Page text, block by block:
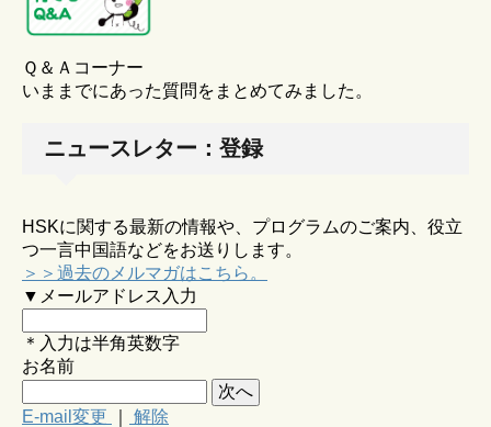
Ｑ＆Ａコーナー
いままでにあった質問をまとめてみました。
ニュースレター：登録
HSKに関する最新の情報や、プログラムのご案内、役立
つ一言中国語などをお送りします。
＞＞過去のメルマガはこちら。
▼メールアドレス入力
＊入力は半角英数字
お名前
E-mail変更 解除